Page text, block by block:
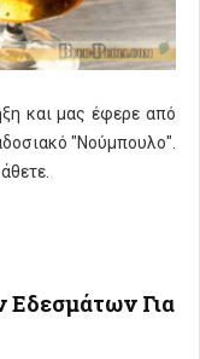
και μας έφερε από
"Νούμπουλο".
Εδεσμάτων Για